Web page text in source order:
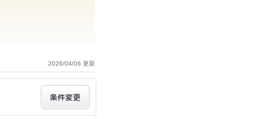
2026/04/06 更新